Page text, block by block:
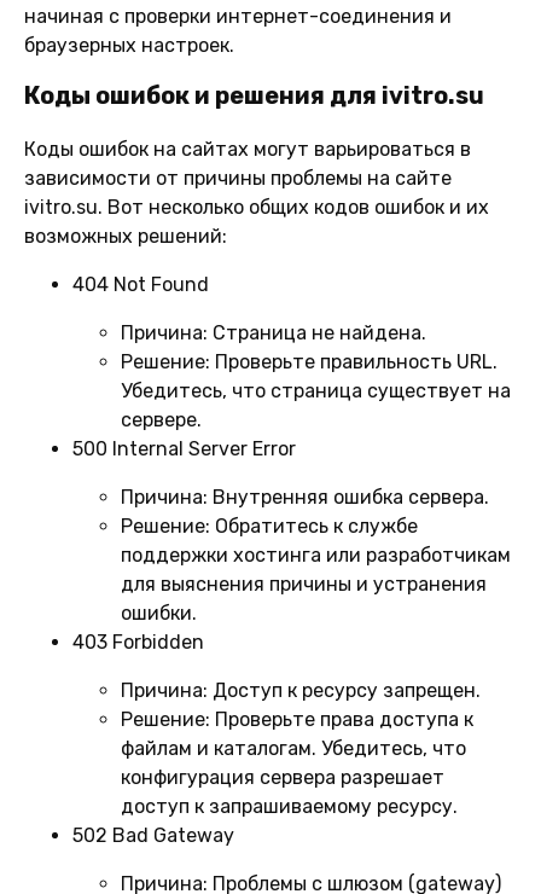
начиная с проверки интернет-соединения и
браузерных настроек.
Коды ошибок и решения для ivitro.su
Коды ошибок на сайтах могут варьироваться в
зависимости от причины проблемы на сайте
ivitro.su. Вот несколько общих кодов ошибок и их
возможных решений:
404 Not Found
Причина: Страница не найдена.
Решение: Проверьте правильность URL.
Убедитесь, что страница существует на
сервере.
500 Internal Server Error
Причина: Внутренняя ошибка сервера.
Решение: Обратитесь к службе
поддержки хостинга или разработчикам
для выяснения причины и устранения
ошибки.
403 Forbidden
Причина: Доступ к ресурсу запрещен.
Решение: Проверьте права доступа к
файлам и каталогам. Убедитесь, что
конфигурация сервера разрешает
доступ к запрашиваемому ресурсу.
502 Bad Gateway
Причина: Проблемы с шлюзом (gateway)